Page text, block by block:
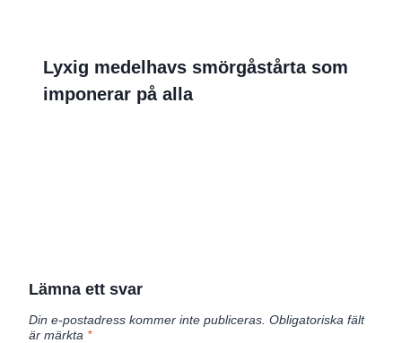
Lyxig medelhavs smörgåstårta som
imponerar på alla
Lämna ett svar
Din e-postadress kommer inte publiceras. Obligatoriska fält
är märkta *